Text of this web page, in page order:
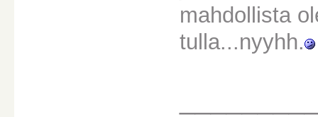
mahdollista
tulla...nyyhh.